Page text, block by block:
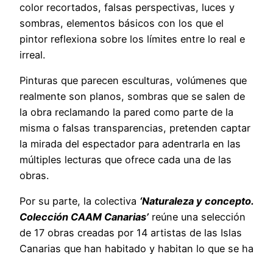
color recortados, falsas perspectivas, luces y
sombras, elementos básicos con los que el
pintor reflexiona sobre los límites entre lo real e
irreal.
Pinturas que parecen esculturas, volúmenes que
realmente son planos, sombras que se salen de
la obra reclamando la pared como parte de la
misma o falsas transparencias, pretenden captar
la mirada del espectador para adentrarla en las
múltiples lecturas que ofrece cada una de las
obras.
Por su parte, la colectiva ‘Naturaleza y concepto.
Colección CAAM Canarias’ reúne una selección
de 17 obras creadas por 14 artistas de las Islas
Canarias que han habitado y habitan lo que se ha